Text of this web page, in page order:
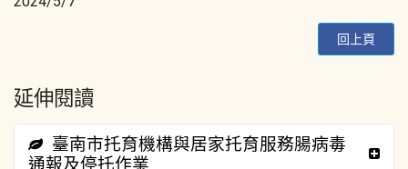
回上頁
延伸閱讀
臺南市托育機構與居家托育服務腸病毒
通報及停托作業